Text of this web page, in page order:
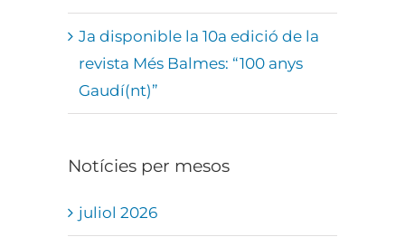
Ja disponible la 10a edició de la
revista Més Balmes: “100 anys
Gaudí(nt)”
Notícies per mesos
juliol 2026